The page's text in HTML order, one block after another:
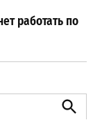
работать по
Search